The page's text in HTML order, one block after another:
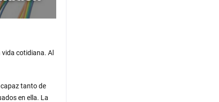
cotidiana. Al
tanto de
en ella. La